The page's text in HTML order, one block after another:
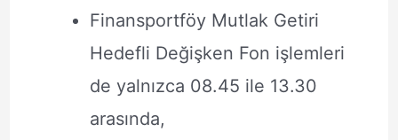
Finansportföy Mutlak Getiri
Hedefli Değişken Fon işlemleri
de yalnızca 08.45 ile 13.30
arasında,